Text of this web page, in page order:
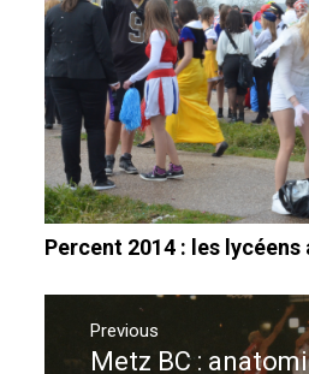
Percent 2014 : les
Navigation
Previous
Previous
Metz BC :